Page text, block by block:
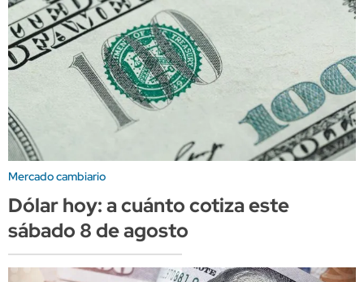
Mercado cambiario
Dólar hoy: a cuánto cotiza este
sábado 8 de agosto